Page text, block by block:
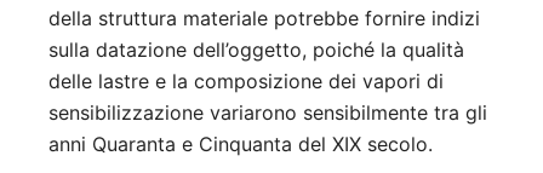
della struttura materiale potrebbe fornire indizi
sulla datazione dell’oggetto, poiché la qualità
delle lastre e la composizione dei vapori di
sensibilizzazione variarono sensibilmente tra gli
anni Quaranta e Cinquanta del XIX secolo.